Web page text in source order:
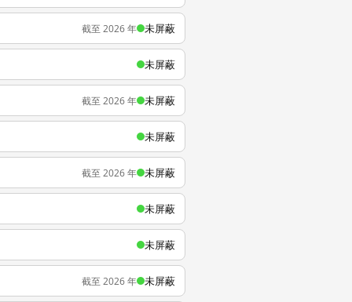
截至 2026 年 未屏蔽
未屏蔽
截至 2026 年 未屏蔽
未屏蔽
截至 2026 年 未屏蔽
未屏蔽
未屏蔽
截至 2026 年 未屏蔽